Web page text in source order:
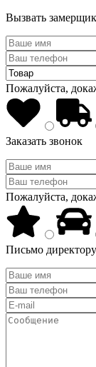
Вызвать
Пожалуйста,
Заказать звонок
Пожалуйста,
Письмо директору